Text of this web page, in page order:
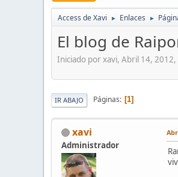
Access de Xavi ► Enlaces ►
El blog de
Iniciado por xavi, Abril 14,
IR ABAJO Páginas 1
xavi
Administrador